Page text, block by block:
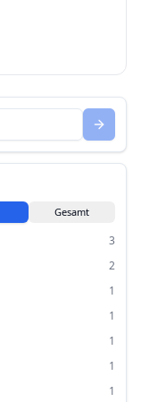
Gesamt
3
2
1
1
1
1
1